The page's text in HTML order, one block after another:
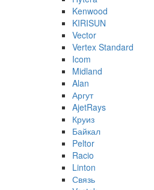
Kenwood
KIRISUN
Vector
Vertex Standard
Icom
Midland
Alan
Аргут
AjetRays
Круиз
Байкал
Peltor
Racio
Linton
Связь